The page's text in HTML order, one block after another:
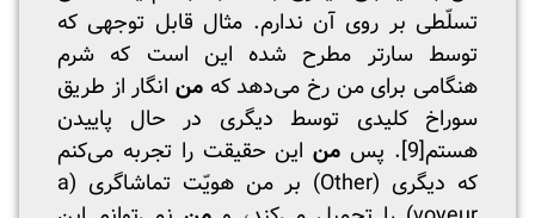
تسلّطی بر روی آن ندارم. مثال قابل توجهی که
توسط سارتر مطرح شده این است که شرم
هنگامی برای من رخ می‌دهد که من انگار از طریق
سوراخ کلیدی توسط دیگری در حال پاییدن
هستم[9] . پس مناین حقیقت را تجربه می‌کنم
که دیگری (Other) بر من هویّت تماشاگری (a